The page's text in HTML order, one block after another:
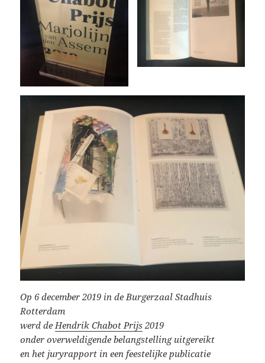
Op 6 december 2019 in de Burgerzaal Stadhuis
Rotterdam
werd de Hendrik Chabot Prijs 2019
onder overweldigende belangstelling uitgereikt
en het juryrapport in een feestelijke publicatie